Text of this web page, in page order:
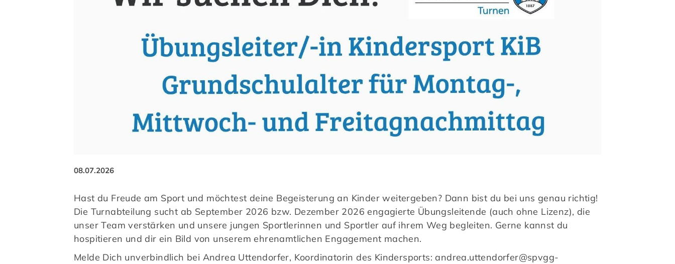
08.07.2026
Hast du Freude am Sport und möchtest deine Begeisterung an Kinder weitergeben? Dann bist du bei uns genau richtig!
Die Turnabteilung sucht ab September 2026 bzw. Dezember 2026 engagierte Übungsleitende (auch ohne Lizenz), die
unser Team verstärken und unsere jungen Sportlerinnen und Sportler auf ihrem Weg begleiten. Gerne kannst du
hospitieren und dir ein Bild von unserem ehrenamtlichen Engagement machen.
Melde Dich unverbindlich bei Andrea Uttendorfer, Koordinatorin des Kindersports: andrea.uttendorfer@spvgg-